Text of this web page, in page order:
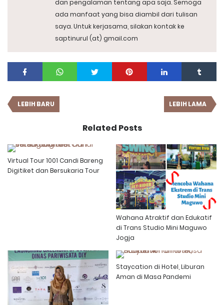
dan pengalaman tentang apa saja. Semoga
ada manfaat yang bisa diambil dari tulisan
saya. Untuk kerjasama, silakan kontak ke
saptinurul (at) gmail.com
LEBIH BARU LEBIH LAMA
Related Posts
Virtual Tour 1001 Candi Bareng
Digitiket dan Bersukaria Tour
Wahana Atraktif dan Edukatif
di Trans Studio Mini Maguwo
Jogja
Staycation di Hotel, Liburan
Aman di Masa Pandemi